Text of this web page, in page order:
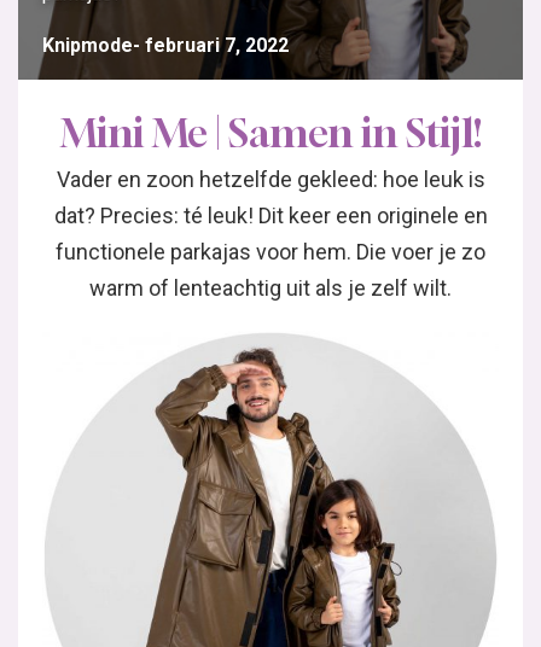
Knipmode februari 7, 2022
Mini Me | Samen in Stijl!
Vader en zoon hetzelfde gekleed: hoe leuk is
dat? Precies: té leuk! Dit keer een originele en
functionele parkajas voor hem. Die voer je zo
warm of lenteachtig uit als je zelf wilt.